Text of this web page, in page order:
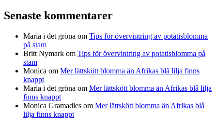
Senaste kommentarer
Maria i det gröna om Tips för övervintring av potatisblomma
på stam
Britt Nymark om Tips för övervintring av potatisblomma på
stam
Monica om Mer lättskött blomma än Afrikas blå lilja finns
knappt
Maria i det gröna om Mer lättskött blomma än Afrikas blå lilja
finns knappt
Monica Gramadies om Mer lättskött blomma än Afrikas blå
lilja finns knappt